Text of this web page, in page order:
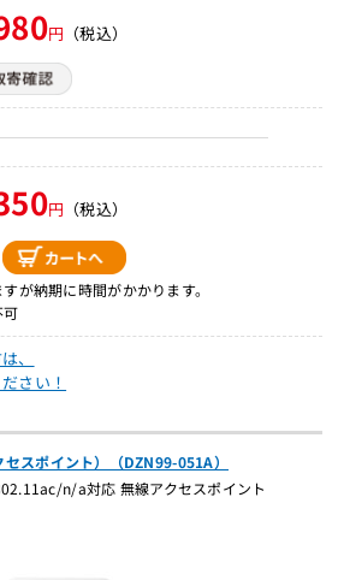
円 （税込）
円 （税込）
が納期に時間がかかります。
、
さい！
スポイント）（DZN99-051A）
n/a対応 無線アクセスポイント